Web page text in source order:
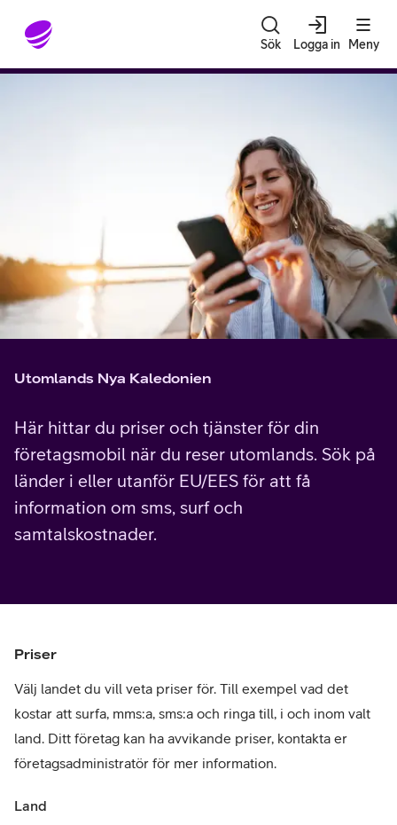
Gå till sidans innehåll
Sök Logga in Meny
Utomlands Nya Kaledonien
Här hittar du priser och tjänster för din
företagsmobil när du reser utomlands. Sök på
länder i eller utanför EU/EES för att få
information om sms, surf och
samtalskostnader.
Priser
Välj landet du vill veta priser för. Till exempel vad det
kostar att surfa, mms:a, sms:a och ringa till, i och inom valt
land. Ditt företag kan ha avvikande priser, kontakta er
företagsadministratör för mer information.
Land